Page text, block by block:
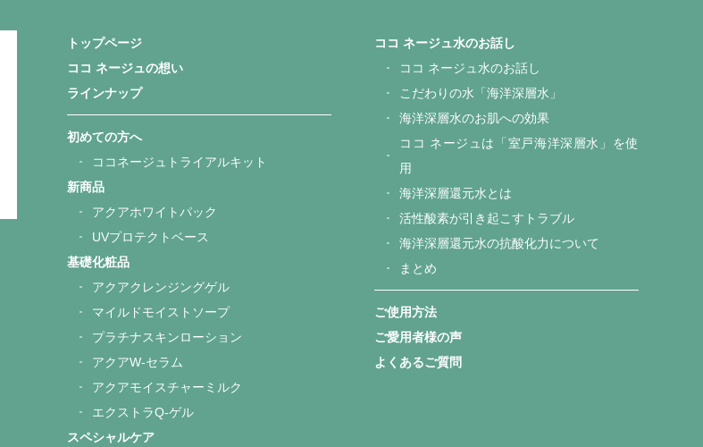
トップページ
ココ ネージュの想い
ラインナップ
初めての方へ
ココネージュトライアルキット
新商品
アクアホワイトパック
UVプロテクトベース
基礎化粧品
アクアクレンジングゲル
マイルドモイストソープ
プラチナスキンローション
アクアW-セラム
アクアモイスチャーミルク
エクストラQ-ゲル
スペシャルケア
ココ ネージュ水のお話し
ココ ネージュ水のお話し
こだわりの水「海洋深層水」
海洋深層水のお肌への効果
ココ ネージュは「室戸海洋深層水」を使
用
海洋深層還元水とは
活性酸素が引き起こすトラブル
海洋深層還元水の抗酸化力について
まとめ
ご使用方法
ご愛用者様の声
よくあるご質問